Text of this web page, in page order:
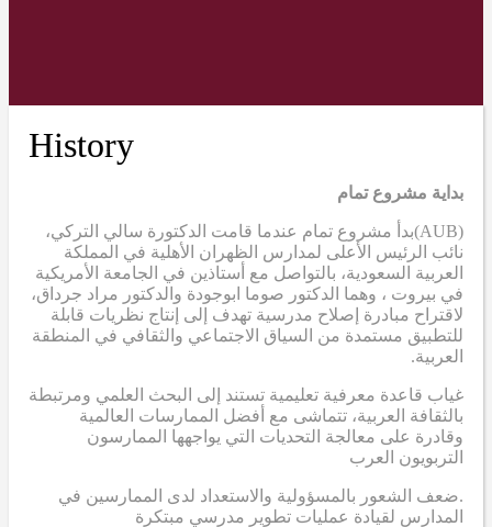
History
بداية مشروع تمام
(AUB)
بدأ مشروع تمام عندما قامت الدكتورة سالي التركي،
نائب الرئيس الأعلى لمدارس الظهران الأهلية في المملكة
العربية السعودية، بالتواصل مع أستاذين في الجامعة الأمريكية
في بيروت ، وهما الدكتور صوما ابوجودة والدكتور مراد جرداق،
لاقتراح مبادرة إصلاح مدرسية تهدف إلى إنتاج نظريات قابلة
للتطبيق مستمدة من السياق الاجتماعي والثقافي في المنطقة
العربية.
غياب قاعدة معرفية تعليمية تستند إلى البحث العلمي ومرتبطة
بالثقافة العربية، تتماشى مع أفضل الممارسات العالمية
وقادرة على معالجة التحديات التي يواجهها الممارسون
التربويون العرب
.ضعف الشعور بالمسؤولية والاستعداد لدى الممارسين في
المدارس لقيادة عمليات تطوير مدرسي مبتكرة